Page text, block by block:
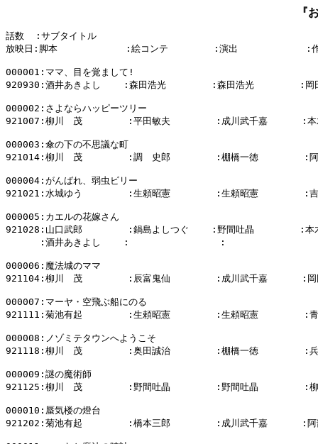
『
話数  :サブタイトル
放映日:脚本            :絵コンテ        :演出            :作
000001:ママ、目を覚まして!
920930:酒井あきよし    :森田浩光        :森田浩光        :岡
000002:さよならハッピーツリー
921007:柳川　茂        :平田敏夫        :成川武千嘉      :本
000003:傘の下の不思議な町
921014:柳川　茂        :調　史郎        :棚橋一徳        :阿
000004:がんばれ、弱虫ビリー
921021:水城ゆう        :生頼昭憲        :生頼昭憲        :吉
000005:カエルの花嫁さん
921028:山口武郎        :鍋島よしつぐ    :野間吐晶        :本
:酒井あきよし    :                :
000006:魔法城のママ
921104:柳川　茂        :辰富鬼仙        :成川武千嘉      :岡
000007:マーヤ・空飛ぶ船にのる
921111:菊池有起        :生頼昭憲        :生頼昭憲        :青
000008:ノゾミテタウンへようこそ
921118:柳川　茂        :奥田誠治        :棚橋一徳        :兵
000009:謎の魔術師
921125:柳川　茂        :野間吐晶        :野間吐晶        :柳
000010:蜃気楼の燈台
921202:菊池有起        :橋本三郎        :成川武千嘉      :阿